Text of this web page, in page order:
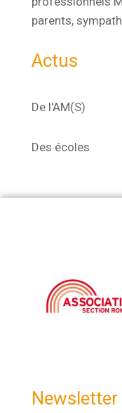
parents,
Actus
De l'AM(S)
Des écoles
Newsletter